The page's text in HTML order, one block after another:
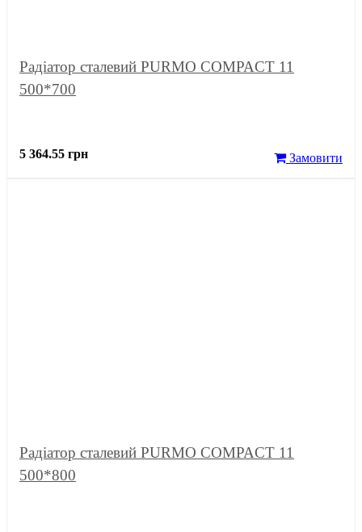
Радіатор сталевий PURMO COMPACT 11
500*700
5 364.55 грн Замовити
Радіатор сталевий PURMO COMPACT 11
500*800